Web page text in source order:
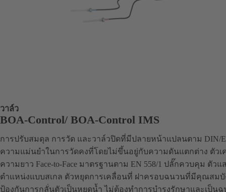
วาล์ว
BOA-Control/ BOA‑Control IMS
การปรับสมดุล การวัด และวาล์วปิดที่มีปลายหน้าแปลนตาม DIN/
ความแม่นยำในการวัดคงที่โดยไม่ขึ้นอยู่กับความดันแตกต่าง ตัวเ
ความยาว Face-to-Face มาตรฐานตาม EN 558/1 ปลั๊กควบคุม ตัวแ
ตำแหน่งแบบสเกล ตัวหยุดการเคลื่อนที่ ฝาครอบฉนวนที่มีคุณสม
ป้องกันการกลั่นตัวเป็นหยดน้ำ ไม่ต้องทำการบำรุงรักษาและเป็นฉ